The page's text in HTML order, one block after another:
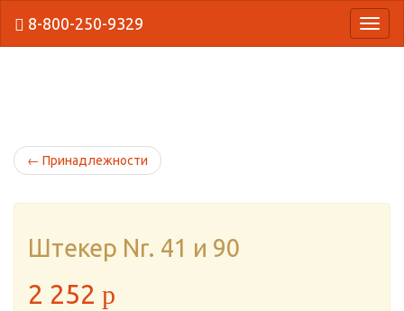
8-800-250-9329
← Принадлежности
Штекер Nr. 41 и 90
2 252 p